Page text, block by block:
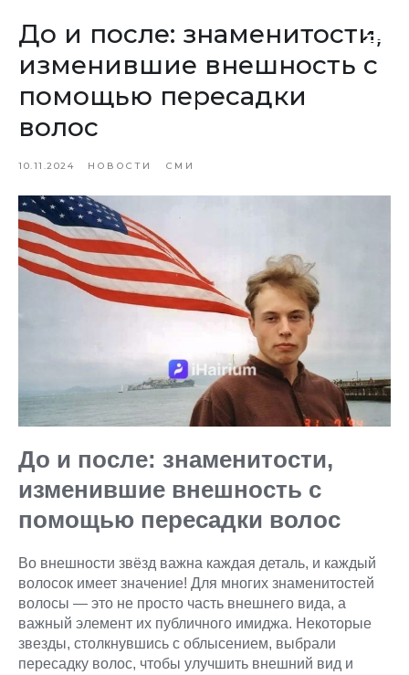
До и после: знаменитости,
изменившие внешность с
помощью пересадки
волос
10.11.2024 НОВОСТИ СМИ
До и после: знаменитости,
изменившие внешность с
помощью пересадки волос
Во внешности звёзд важна каждая деталь, и каждый
волосок имеет значение! Для многих знаменитостей
волосы — это не просто часть внешнего вида, а
важный элемент их публичного имиджа. Некоторые
звезды, столкнувшись с облысением, выбрали
пересадку волос, чтобы улучшить внешний вид и